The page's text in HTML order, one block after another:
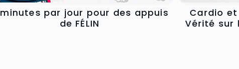
par jour pour des appuis
de FÉLIN
Cardio
Vérité sur